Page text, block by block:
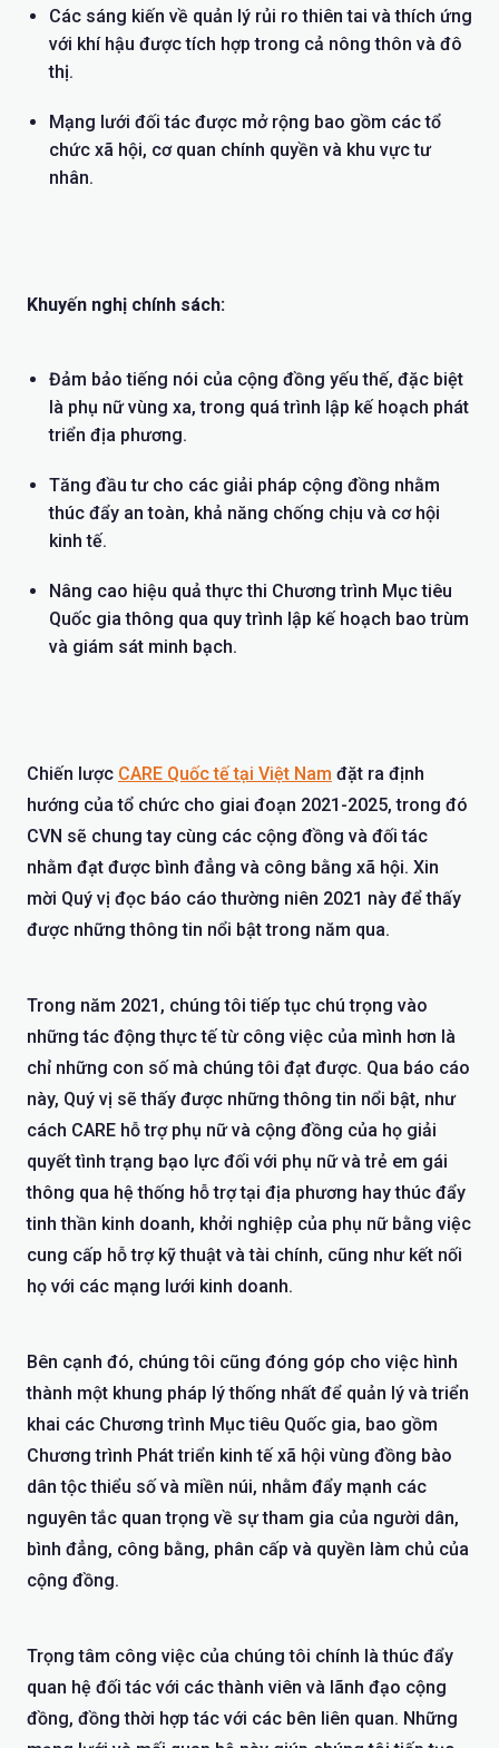
Các sáng kiến về quản lý rủi ro thiên tai và thích ứng
với khí hậu được tích hợp trong cả nông thôn và đô
thị.
Mạng lưới đối tác được mở rộng bao gồm các tổ
chức xã hội, cơ quan chính quyền và khu vực tư
nhân.
Khuyến nghị chính sách:
Đảm bảo tiếng nói của cộng đồng yếu thế, đặc biệt
là phụ nữ vùng xa, trong quá trình lập kế hoạch phát
triển địa phương.
Tăng đầu tư cho các giải pháp cộng đồng nhằm
thúc đẩy an toàn, khả năng chống chịu và cơ hội
kinh tế.
Nâng cao hiệu quả thực thi Chương trình Mục tiêu
Quốc gia thông qua quy trình lập kế hoạch bao trùm
và giám sát minh bạch.
Chiến lược CARE Quốc tế tại Việt Nam đặt ra định
hướng của tổ chức cho giai đoạn 2021-2025, trong đó
CVN sẽ chung tay cùng các cộng đồng và đối tác
nhằm đạt được bình đẳng và công bằng xã hội. Xin
mời Quý vị đọc báo cáo thường niên 2021 này để thấy
được những thông tin nổi bật trong năm qua.
Trong năm 2021, chúng tôi tiếp tục chú trọng vào
những tác động thực tế từ công việc của mình hơn là
chỉ những con số mà chúng tôi đạt được. Qua báo cáo
này, Quý vị sẽ thấy được những thông tin nổi bật, như
cách CARE hỗ trợ phụ nữ và cộng đồng của họ giải
quyết tình trạng bạo lực đối với phụ nữ và trẻ em gái
thông qua hệ thống hỗ trợ tại địa phương hay thúc đẩy
tinh thần kinh doanh, khởi nghiệp của phụ nữ bằng việc
cung cấp hỗ trợ kỹ thuật và tài chính, cũng như kết nối
họ với các mạng lưới kinh doanh.
Bên cạnh đó, chúng tôi cũng đóng góp cho việc hình
thành một khung pháp lý thống nhất để quản lý và triển
khai các Chương trình Mục tiêu Quốc gia, bao gồm
Chương trình Phát triển kinh tế xã hội vùng đồng bào
dân tộc thiểu số và miền núi, nhằm đẩy mạnh các
nguyên tắc quan trọng về sự tham gia của người dân,
bình đẳng, công bằng, phân cấp và quyền làm chủ của
cộng đồng.
Trọng tâm công việc của chúng tôi chính là thúc đẩy
quan hệ đối tác với các thành viên và lãnh đạo cộng
đồng, đồng thời hợp tác với các bên liên quan. Những